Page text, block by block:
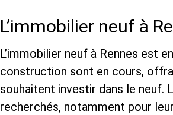
L’immobilier neuf à
L’immobilier neuf à Rennes est
construction sont en cours,
souhaitent investir dans le
recherchés, notamment pour